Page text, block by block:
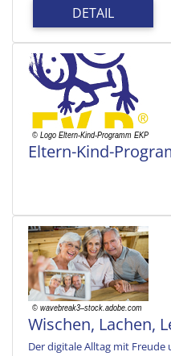
DETAIL
Eltern-Kind-
Wischen, Lachen,
Der digitale Alltag mit Freude